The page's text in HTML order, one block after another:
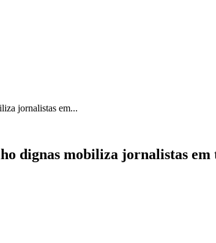
jornalistas em...
dignas mobiliza jornalistas em